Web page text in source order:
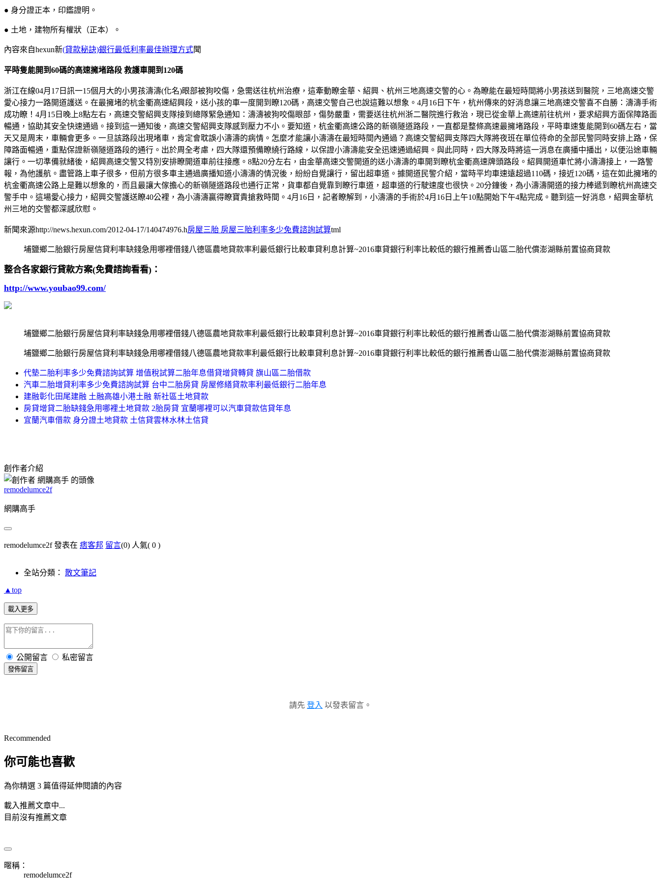
● 身分證正本，印鑑證明。
● 土地，建物所有權狀（正本）。
內容來自hexun新(貸款秘訣)銀行最低利率最佳辦理方式聞
平時隻能開到60碼的高速擁堵路段 救護車開到120碼
浙江在線04月17日訊一15個月大的小男孩濤濤(化名)眼部被狗咬傷，急需送往杭州治療，這牽動瞭金華、紹興、杭州三地高速交警的心。為瞭能在最短時間將小男孩送到醫院，三地高速交警
愛心接力一路開道護送。在最擁堵的杭金衢高速紹興段，送小孩的車一度開到瞭120碼，高速交警自己也說這難以想象。4月16日下午，杭州傳來的好消息讓三地高速交警喜不自勝：濤濤手術
成功瞭！4月15日晚上8點左右，高速交警紹興支隊接到總隊緊急通知：濤濤被狗咬傷眼部，傷勢嚴重，需要送往杭州浙二醫院進行救治，現已從金華上高速前往杭州，要求紹興方面保障路面
暢通，協助其安全快速通過。接到這一通知後，高速交警紹興支隊感到壓力不小。要知道，杭金衢高速公路的新嶺隧道路段，一直都是整條高速最擁堵路段，平時車速隻能開到60碼左右，當
天又是周末，車輛會更多。一旦該路段出現堵車，肯定會耽誤小濤濤的病情。怎麼才能讓小濤濤在最短時間內通過？高速交警紹興支隊四大隊將夜班在單位待命的全部民警同時安排上路，保
障路面暢通，重點保證新嶺隧道路段的通行。出於周全考慮，四大隊還預備瞭繞行路線，以保證小濤濤能安全迅速通過紹興。與此同時，四大隊及時將這一消息在廣播中播出，以便沿途車輛
讓行。一切準備就緒後，紹興高速交警又特別安排瞭開道車前往接應。8點20分左右，由金華高速交警開道的送小濤濤的車開到瞭杭金衢高速牌頭路段。紹興開道車忙將小濤濤接上，一路警
報，為他護航。盡管路上車子很多，但前方很多車主通過廣播知道小濤濤的情況後，紛紛自覺讓行，留出超車道。據開道民警介紹，當時平均車速遠超過110碼，接近120碼，這在如此擁堵的
杭金衢高速公路上是難以想象的，而且最讓大傢擔心的新嶺隧道路段也通行正常，貨車都自覺靠到瞭行車道，超車道的行駛速度也很快。20分鐘後，為小濤濤開道的接力棒遞到瞭杭州高速交
警手中。這場愛心接力，紹興交警護送瞭40公裡，為小濤濤贏得瞭寶貴搶救時間。4月16日，記者瞭解到，小濤濤的手術於4月16日上午10點開始下午4點完成。聽到這一好消息，紹興金華杭
州三地的交警都深感欣慰。
新聞來源http://news.hexun.com/2012-04-17/140474976.h房屋三胎 房屋三胎利率多少免費諮詢試算tml
埔鹽鄉二胎銀行房屋信貸利率缺錢急用哪裡借錢八德區農地貸款率利最低銀行比較車貸利息計算~2016車貸銀行利率比較低的銀行推薦香山區二胎代償澎湖縣前置協商貸款
整合各家銀行貸款方案(免費諮詢看看)：
http://www.youbao99.com/
埔鹽鄉二胎銀行房屋信貸利率缺錢急用哪裡借錢八德區農地貸款率利最低銀行比較車貸利息計算~2016車貸銀行利率比較低的銀行推薦香山區二胎代償澎湖縣前置協商貸款
埔鹽鄉二胎銀行房屋信貸利率缺錢急用哪裡借錢八德區農地貸款率利最低銀行比較車貸利息計算~2016車貸銀行利率比較低的銀行推薦香山區二胎代償澎湖縣前置協商貸款
代墊二胎利率多少免費諮詢試算 增值稅試算二胎年息借貸增貸轉貸 旗山區二胎借款
汽車二胎增貸利率多少免費諮詢試算 台中二胎房貸 房屋修繕貸款率利最低銀行二胎年息
建融彰化田尾建融 土融高雄小港土融 新社區土地貸款
房貸增貸二胎缺錢急用哪裡土地貸款 2胎房貸 宜蘭哪裡可以汽車貸款信貸年息
宜蘭汽車借款 身分證土地貸款 土信貸雲林水林土信貸
創作者介紹
remodelumce2f
網購高手
remodelumce2f 發表在 痞客邦 留言(0) 人氣( 0 )
全站分類： 散文筆記
▲top
載入更多
公開留言 私密留言
發佈留言
請先 登入 以發表留言。
Recommended
你可能也喜歡
為你精選 3 篇值得延伸閱讀的內容
載入推薦文章中...
目前沒有推薦文章
暱稱：
remodelumce2f